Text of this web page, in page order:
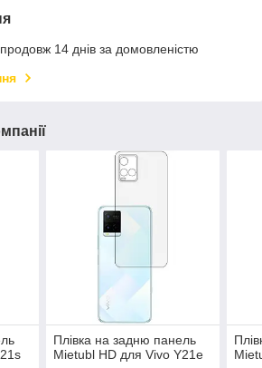
14 днів за домовленістю
Плівка на задню панель
Mietubl HD для Vivo Y21e